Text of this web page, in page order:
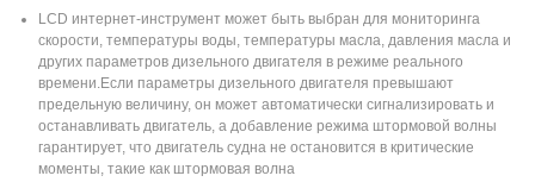
LCD интернет-инструмент может быть выбран для мониторинга
скорости, температуры воды, температуры масла, давления масла и
других параметров дизельного двигателя в режиме реального
времени.Если параметры дизельного двигателя превышают
предельную величину, он может автоматически сигнализировать и
останавливать двигатель, а добавление режима штормовой волны
гарантирует, что двигатель судна не остановится в критические
моменты, такие как штормовая волна